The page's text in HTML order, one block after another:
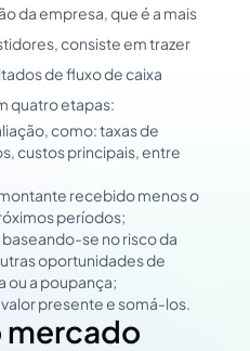
da empresa, que é a mais
consiste em trazer
de fluxo de caixa
quatro etapas:
como: taxas de
custos principais, entre
recebido menos o
períodos;
se no risco da
oportunidades de
ou a poupança;
presente e somá-los.
mercado